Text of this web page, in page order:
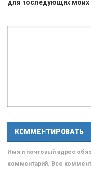
для последующих моих
Имя и почтовый адрес
комментарий. Все